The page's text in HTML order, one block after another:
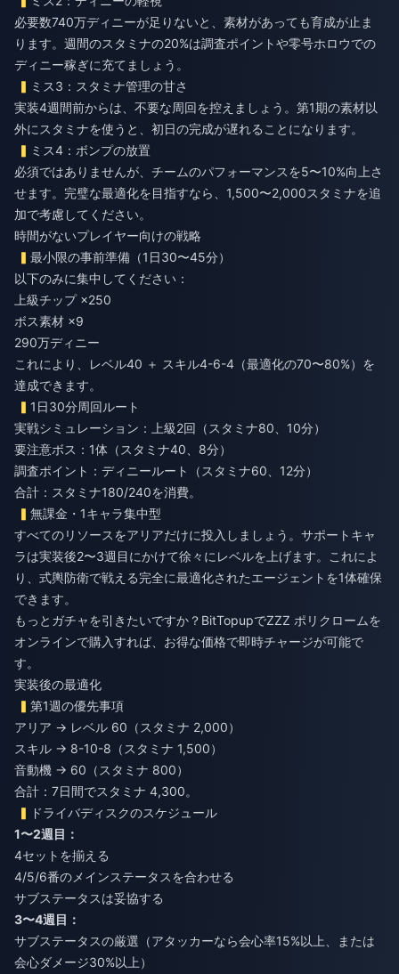
必要数740万ディニーが足りないと、素材があっても育成が止ま
ります。週間のスタミナの20%は調査ポイントや零号ホロウでの
ディニー稼ぎに充てましょう。
ミス3：スタミナ管理の甘さ
実装4週間前からは、不要な周回を控えましょう。第1期の素材以
外にスタミナを使うと、初日の完成が遅れることになります。
ミス4：ボンプの放置
必須ではありませんが、チームのパフォーマンスを5〜10%向上さ
せます。完璧な最適化を目指すなら、1,500〜2,000スタミナを追
加で考慮してください。
時間がないプレイヤー向けの戦略
最小限の事前準備（1日30〜45分）
以下のみに集中してください：
上級チップ ×250
ボス素材 ×9
290万ディニー
これにより、レベル40 ＋ スキル4-6-4（最適化の70〜80%）を
達成できます。
1日30分周回ルート
実戦シミュレーション：上級2回（スタミナ80、10分）
要注意ボス：1体（スタミナ40、8分）
調査ポイント：ディニールート（スタミナ60、12分）
合計：スタミナ180/240を消費。
無課金・1キャラ集中型
すべてのリソースをアリアだけに投入しましょう。サポートキャ
ラは実装後2〜3週目にかけて徐々にレベルを上げます。これによ
り、式輿防衛で戦える完全に最適化されたエージェントを1体確保
できます。
もっとガチャを引きたいですか？BitTopupでZZZ ポリクロームを
オンラインで購入すれば、お得な価格で即時チャージが可能で
す。
実装後の最適化
第1週の優先事項
アリア → レベル 60（スタミナ 2,000）
スキル → 8-10-8（スタミナ 1,500）
音動機 → 60（スタミナ 800）
合計：7日間でスタミナ 4,300。
ドライバディスクのスケジュール
1〜2週目：
4セットを揃える
4/5/6番のメインステータスを合わせる
サブステータスは妥協する
3〜4週目：
サブステータスの厳選（アタッカーなら会心率15%以上、または
会心ダメージ30%以上）